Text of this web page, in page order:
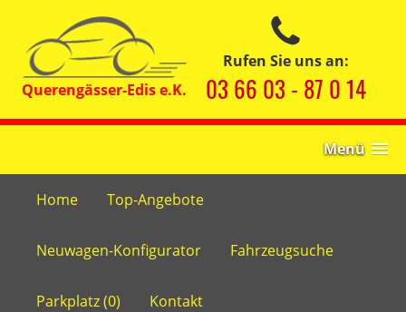
Rufen Sie uns an:
03 66 03 - 87 0 14
Menü
Home Top-Angebote
Neuwagen-Konfigurator Fahrzeugsuche
Parkplatz (0) Kontakt